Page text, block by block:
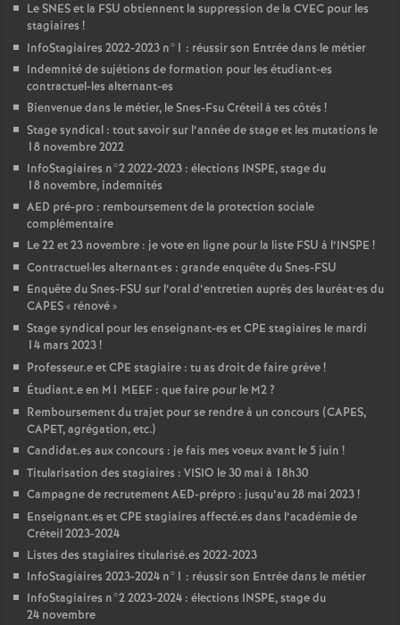
LeSNESet la FSU obtiennent la suppression de la CVEC pour les
stagiaires !
InfoStagiaires 2022-2023 n°1 : réussir son Entrée dans le métier
Indemnité de sujétions de formation pour les étudiant-es
contractuel-les alternant-es
Bienvenue dans le métier, le Snes-Fsu Créteil à tes côtés !
Stage syndical : tout savoir sur l’année de stage et les mutations le
18 novembre 2022
InfoStagiaires n°2 2022-2023 : élections INSPE, stage du
18 novembre, indemnités
AED pré-pro : remboursement de la protection sociale
complémentaire
Le 22 et 23 novembre : je vote en ligne pour la liste FSU à l’INSPE !
Contractuel·les alternant·es : grande enquête du Snes-FSU
Enquête du Snes-FSU sur l’oral d’entretien auprès des lauréat•es du
CAPES« rénové»
Stage syndical pour les enseignant-es etCPE stagiaires le mardi
14 mars 2023!
Professeur.e etCPE stagiaire : tu as droit de faire grève!
Étudiant.e en M1 MEEF : que faire pour le M2?
Remboursement du trajet pour se rendre à un concours (CAPES,
CAPET, agrégation, etc.)
Candidat.es aux concours : je fais mes voeux avant le 5 juin !
Titularisation des stagiaires : VISIO le 30 mai à 18h30
Campagne de recrutementAED-prépro : jusqu’au 28 mai 2023!
Enseignant.es etCPE stagiaires affecté.es dans l’académie de
Créteil 2023-2024
Listes des stagiaires titularisé.es 2022-2023
InfoStagiaires 2023-2024 n°1 : réussir son Entrée dans le métier
InfoStagiaires n°2 2023-2024 : élections INSPE, stage du
24 novembre